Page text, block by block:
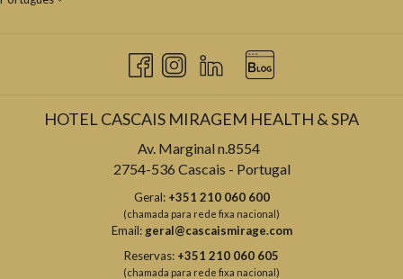
HOTEL CASCAIS MIRAGEM HEALTH & SPA
Av. Marginal n.8554
2754-536 Cascais - Portugal
Geral: +351 210 060 600
(chamada para rede fixa nacional)
Email: geral@cascaismirage.com
Reservas: +351 210 060 605
(chamada para rede fixa nacional)